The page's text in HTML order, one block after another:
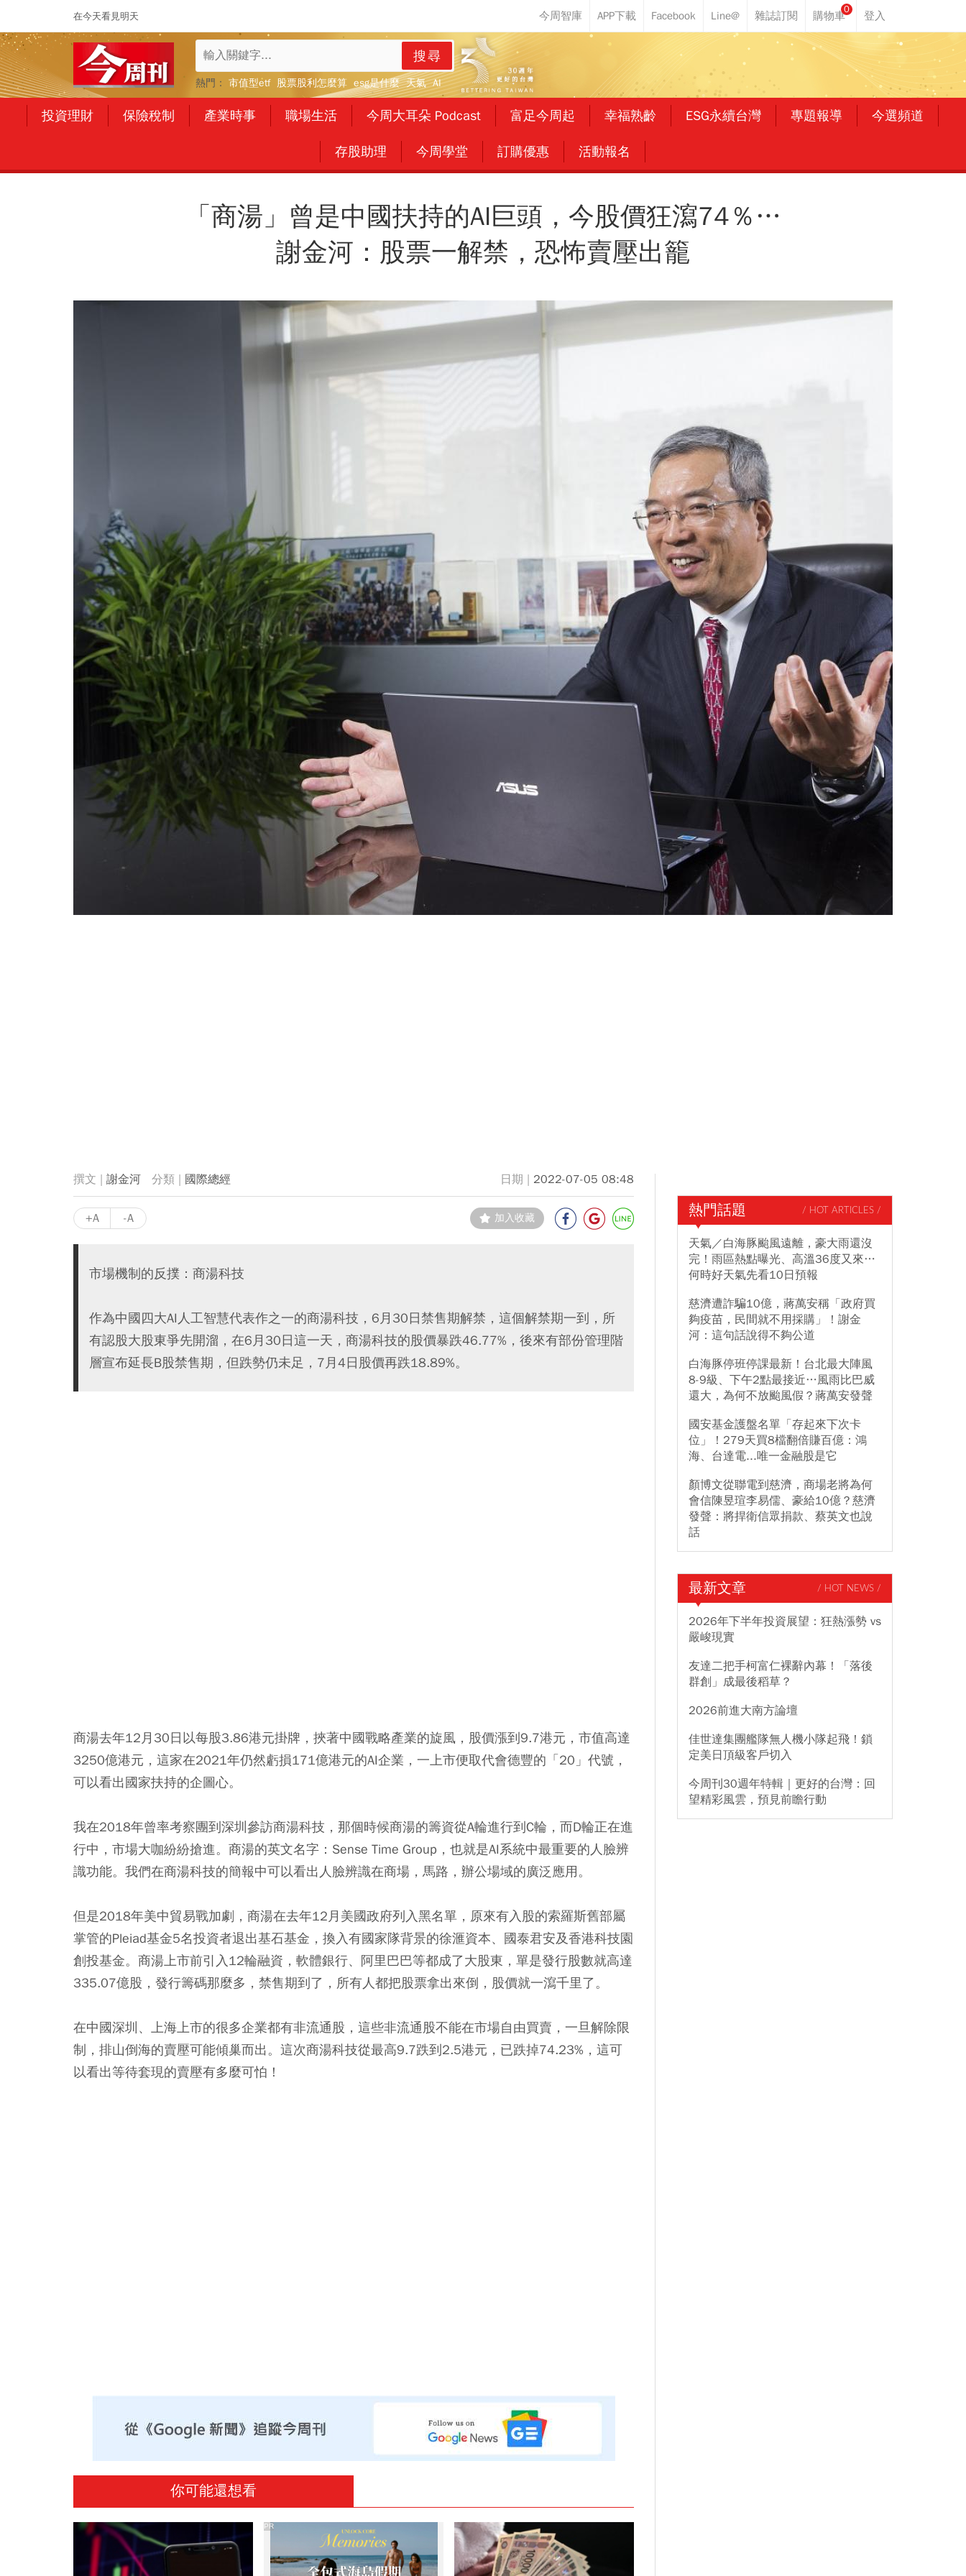
在今天看見明天
0
搜尋
熱門： 市值型etf 股票股利怎麼算 esg是什麼 天氣 AI
投資理財 保險稅制 產業時事 職場生活 今周大耳朵 Podcast 富足今周起 幸福熟齡 ESG永續台灣 專題報導 今選頻道
存股助理 今周學堂 訂購優惠 活動報名
「商湯」曾是中國扶持的AI巨頭，今股價狂瀉74％…
謝金河：股票一解禁，恐怖賣壓出籠
謝金河 國際總經 2022-07-05 08:48
+A -A 加入收藏
市場機制的反撲：商湯科技
作為中國四大AI人工智慧代表作之一的商湯科技，6月30日禁售期解禁，這個解禁期一到，所
有認股大股東爭先開溜，在6月30日這一天，商湯科技的股價暴跌46.77%，後來有部份管理階
層宣布延長B股禁售期，但跌勢仍未足，7月4日股價再跌18.89%。
商湯去年12月30日以每股3.86港元掛牌，挾著中國戰略產業的旋風，股價漲到9.7港元，市值高達
3250億港元，這家在2021年仍然虧損171億港元的AI企業，一上市便取代會德豐的「20」代號，
可以看出國家扶持的企圖心。
我在2018年曾率考察團到深圳參訪商湯科技，那個時候商湯的籌資從A輪進行到C輪，而D輪正在進
行中，市場大咖紛紛搶進。商湯的英文名字：Sense Time Group，也就是AI系統中最重要的人臉辨
識功能。我們在商湯科技的簡報中可以看出人臉辨識在商場，馬路，辦公場域的廣泛應用。
但是2018年美中貿易戰加劇，商湯在去年12月美國政府列入黑名單，原來有入股的索羅斯舊部屬
掌管的Pleiad基金5名投資者退出基石基金，換入有國家隊背景的徐滙資本、國泰君安及香港科技園
創投基金。商湯上市前引入12輪融資，軟體銀行、阿里巴巴等都成了大股東，單是發行股數就高達
335.07億股，發行籌碼那麼多，禁售期到了，所有人都把股票拿出來倒，股價就一瀉千里了。
在中國深圳、上海上市的很多企業都有非流通股，這些非流通股不能在市場自由買賣，一旦解除限
制，排山倒海的賣壓可能傾巢而出。這次商湯科技從最高9.7跌到2.5港元，已跌掉74.23%，這可
以看出等待套現的賣壓有多麼可怕！
你可能還想看
PR
熱門話題 / HOT ARTICLES /
天氣／白海豚颱風遠離，豪大雨還沒
完！雨區熱點曝光、高溫36度又來…
何時好天氣先看10日預報
慈濟遭詐騙10億，蔣萬安稱「政府買
夠疫苗，民間就不用採購」！謝金
河：這句話說得不夠公道
白海豚停班停課最新！台北最大陣風
8-9級、下午2點最接近…風雨比巴威
還大，為何不放颱風假？蔣萬安發聲
國安基金護盤名單「存起來下次卡
位」！279天買8檔翻倍賺百億：鴻
海、台達電...唯一金融股是它
顏博文從聯電到慈濟，商場老將為何
會信陳昱瑄李易儒、豪給10億？慈濟
發聲：將捍衛信眾捐款、蔡英文也說
話
最新文章 / HOT NEWS /
2026年下半年投資展望：狂熱漲勢 vs
嚴峻現實
友達二把手柯富仁裸辭內幕！「落後
群創」成最後稻草？
2026前進大南方論壇
佳世達集團艦隊無人機小隊起飛！鎖
定美日頂級客戶切入
今周刊30週年特輯｜更好的台灣：回
望精彩風雲，預見前瞻行動